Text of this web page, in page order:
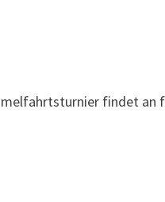
findet an